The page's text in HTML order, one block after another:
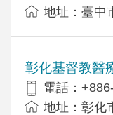
地址：臺中
彰化基督教醫
電話：
地址：彰化